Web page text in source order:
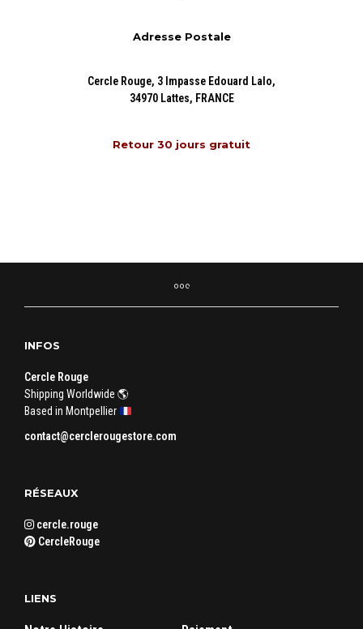
Adresse Postale
Cercle Rouge, 3 Impasse Edouard Lalo,
34970 Lattes, FRANCE
Retour 30 jours gratuit
INFOS
Cercle Rouge
Shipping Worldwide 🌎
Based in Montpellier
contact@cerclerougestore.com
RÉSEAUX
cercle.rouge
CercleRouge
LIENS